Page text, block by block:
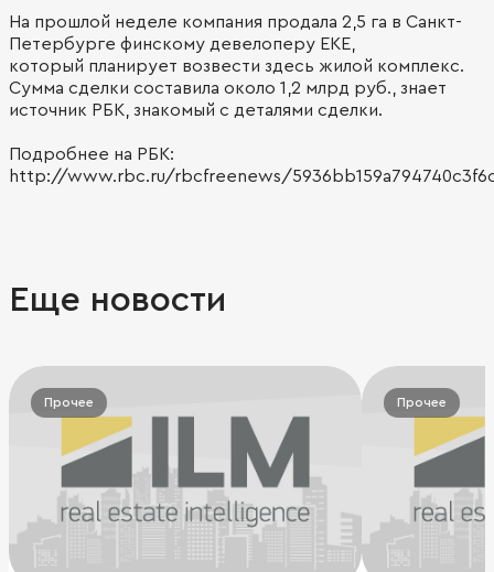
На прошлой неделе компания продала 2,5 га в Санкт-
Петербурге финскому девелоперу EKE,
который планирует возвести здесь жилой комплекс.
Сумма сделки составила около 1,2 млрд руб., знает
источник РБК, знакомый с деталями сделки.
Подробнее на РБК:
http://www.rbc.ru/rbcfreenews/
Еще новости
Прочее Прочее